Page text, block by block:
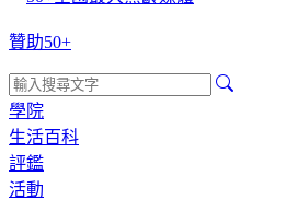
贊助50+
學院
生活百科
評鑑
活動